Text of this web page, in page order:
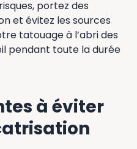
portez des
et évitez les sources
tatouage à l’abri des
pendant toute la durée
à éviter